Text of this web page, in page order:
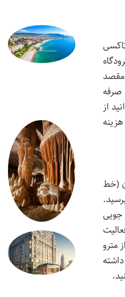
مقصد
صرفه
از
امام خمینی (ره) است. خط 1 مترو تهران (خط
جویی
مترو
داشته